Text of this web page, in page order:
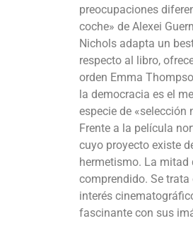
preocupaciones
coche» de Alexei
Nichols adapta un
respecto al libro,
orden Emma
la democracia es el
especie de «selección
Frente a la película
cuyo proyecto existe
hermetismo. La mitad
comprendido. Se
interés
fascinante con sus